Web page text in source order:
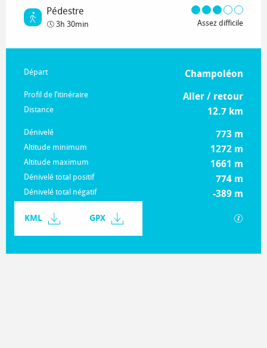
Pédestre
3h 30min Assez difficile
Informations pratiques
Départ Champoléon
Profil de l’itinéraire Aller / retour
Distance 12.7 km
Dénivelé 773 m
Altitude minimum 1272 m
Altitude maximum 1661 m
Dénivelé total positif 774 m
Dénivelé total négatif -389 m
KML GPX